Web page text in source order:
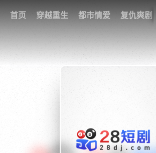
首页 穿越重生 都市情爱 复仇爽剧
我的观影记录